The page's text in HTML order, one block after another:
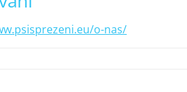
o-nas/